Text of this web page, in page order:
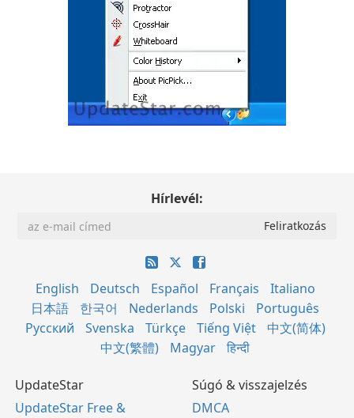
Hírlevél:
English Deutsch Español Français
Italiano
日本語
한국어 Nederlands Polski
Português
Русский
Svenska Türkçe Tiếng Việt
中文(简体)
中文(繁體)
Magyar हिन्दी
UpdateStar
UpdateStar Free &
Súgó & visszajelzés
DMCA